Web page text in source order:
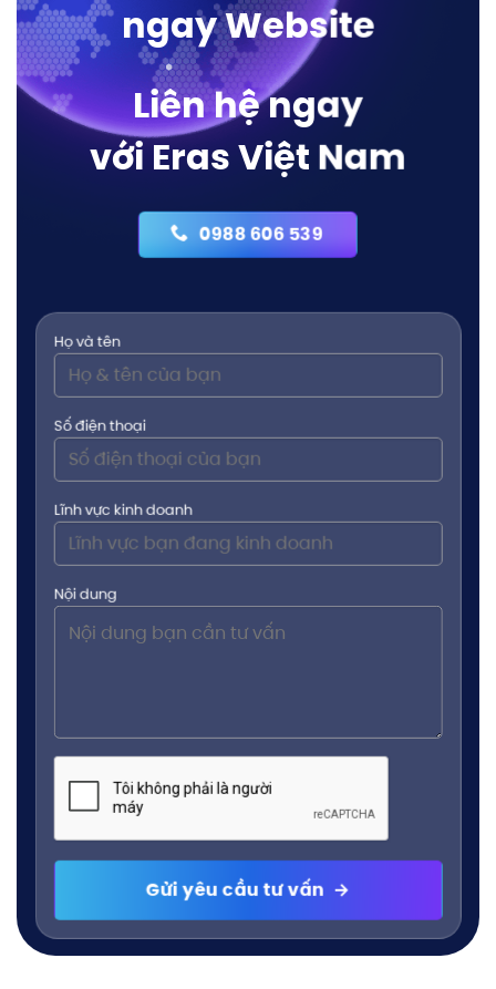
ngay Website
Liên hệ ngay
với Eras Việt Nam
0988 606 539
Họ và tên
Số điện thoại
Lĩnh vực kinh doanh
Nội dung